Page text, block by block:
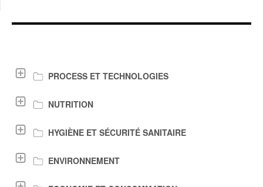
PROCESS ET TECHNOLOGIES
NUTRITION
HYGIÈNE ET SÉCURITÉ SANITAIRE
ENVIRONNEMENT